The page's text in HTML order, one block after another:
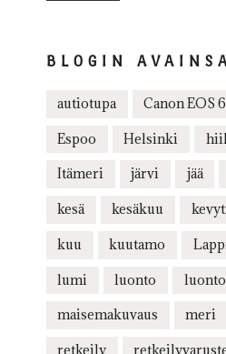
BLOGIN
autiotupa Canon EOS
Espoo Helsinki
Itämeri järvi jää
kesä kesäkuu
kuu kuutamo
lumi luonto
maisemakuvaus meri
retkeily